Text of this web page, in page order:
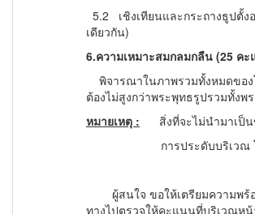
5.2 เชิงเทียนและกระถางธูปตั้
เดียวกัน)
6.ความเหมาะสมกลมกลืน (25 ค
พิจารณาในภาพรวมทั้งหมดของ
ต้องไม่สูงกว่าพระพุทธรูปรวมทั้งพ
หมายเหตุ : สิ่งที่จะไม่นำมาเป็น
การประดับบริเวณ โดยรอบ
ผู้สนใจ ขอให้เตรียมความพร้
ทางไปตรวจให้คะแนนที่บริเวณห